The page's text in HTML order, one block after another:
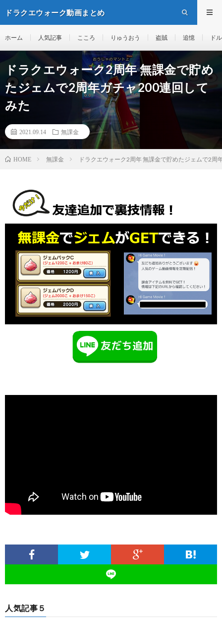
ドラクエウォーク動画まとめ
ホーム 人気記事 こころ りゅうおう 盗賊 追憶 ド
ドラクエウォーク2周年 無課金で貯め
たジェムで2周年ガチャ200連回して
みた
2021.09.14 無課金
HOME 無課金 ドラクエウォーク2周年 無課金で貯めたジェムで2周
人気記事５